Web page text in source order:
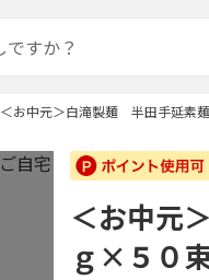
＜お中元＞白滝製麺 半田手延素
＜お中元
ｇ×５０